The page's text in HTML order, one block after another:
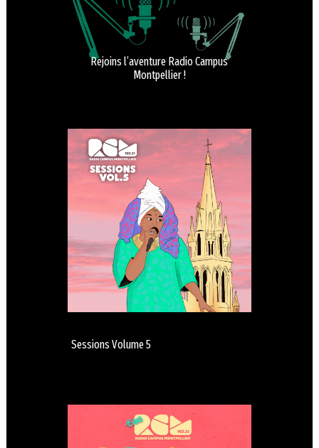
Rejoins l’aventure Radio Campus
Montpellier !
Sessions Volume 5